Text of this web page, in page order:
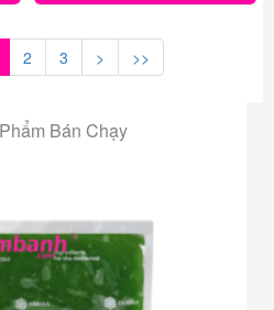
2 3 > >>
Bán Chạy